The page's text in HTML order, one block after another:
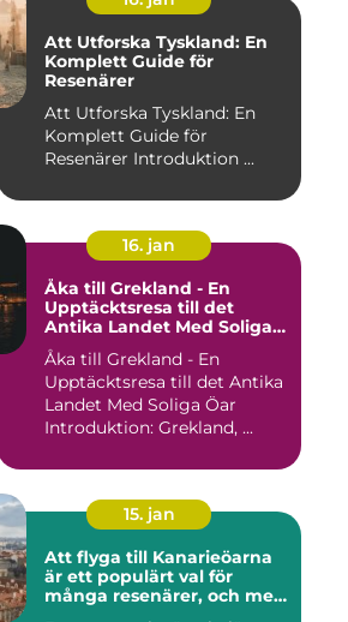
Att Utforska Tyskland: En
Komplett Guide för
Resenärer
Att Utforska Tyskland: En
Komplett Guide för
Resenärer Introduktion ...
16. jan
Åka till Grekland - En
Upptäcktsresa till det
Antika Landet Med Soliga
Öar
Åka till Grekland - En
Upptäcktsresa till det Antika
Landet Med Soliga Öar
Introduktion: Grekland, ...
15. jan
Att flyga till Kanarieöarna
är ett populärt val för
många resenärer, och med